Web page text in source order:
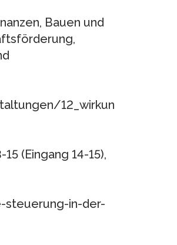
Bauen und
12_wirkun
(Eingang 14-15),
in-der-